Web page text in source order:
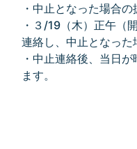
・中止となった場合の
・３/19（木）正午（
連絡し、中止となった
・中止連絡後、当日
ます。